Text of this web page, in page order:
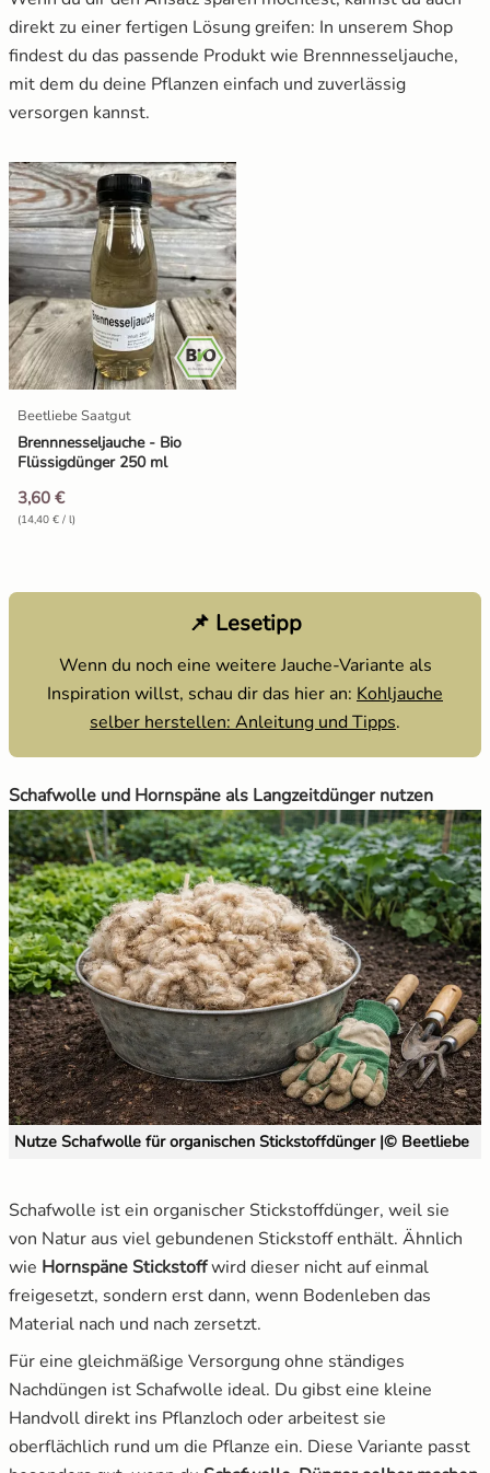
direkt zu einer fertigen Lösung greifen: In unserem Shop
findest du das passende Produkt wie Brennnesseljauche,
mit dem du deine Pflanzen einfach und zuverlässig
versorgen kannst.
Beetliebe Saatgut
Brennnesseljauche - Bio
Flüssigdünger 250 ml
3,60 €
(14,40 € / l)
📌 Lesetipp
Wenn du noch eine weitere Jauche-Variante als
Inspiration willst, schau dir das hier an: Kohljauche
selber herstellen: Anleitung und Tipps.
Schafwolle und Hornspäne als Langzeitdünger nutzen
Nutze Schafwolle für organischen Stickstoffdünger |© Beetliebe
Schafwolle ist ein organischer Stickstoffdünger, weil sie
von Natur aus viel gebundenen Stickstoff enthält. Ähnlich
wie Hornspäne Stickstoffwird dieser nicht auf einmal
freigesetzt, sondern erst dann, wenn Bodenleben das
Material nach und nach zersetzt.
Für eine gleichmäßige Versorgung ohne ständiges
Nachdüngen ist Schafwolle ideal. Du gibst eine kleine
Handvoll direkt ins Pflanzloch oder arbeitest sie
oberflächlich rund um die Pflanze ein. Diese Variante passt